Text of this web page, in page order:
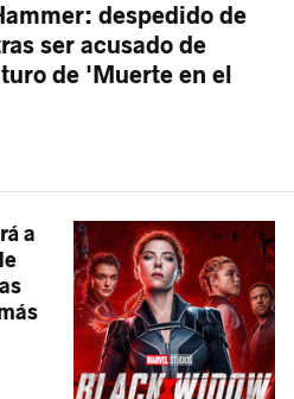
despedido de
ser acusado de
de 'Muerte en el
a